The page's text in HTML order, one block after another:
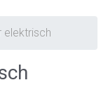
elektrisch